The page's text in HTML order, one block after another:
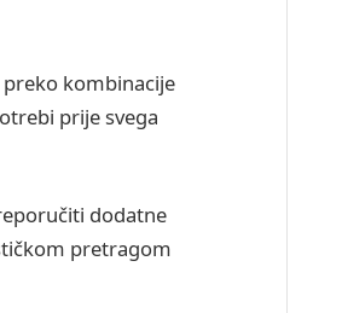
kombinacije
prije svega
dodatne
pretragom